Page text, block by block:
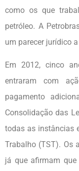
como os que
petróleo. A
um parecer jurídico
Em 2012, cinco
entraram com
pagamento
Consolidação das
todas as instâncias
Trabalho (TST). Os
já que afirmam que